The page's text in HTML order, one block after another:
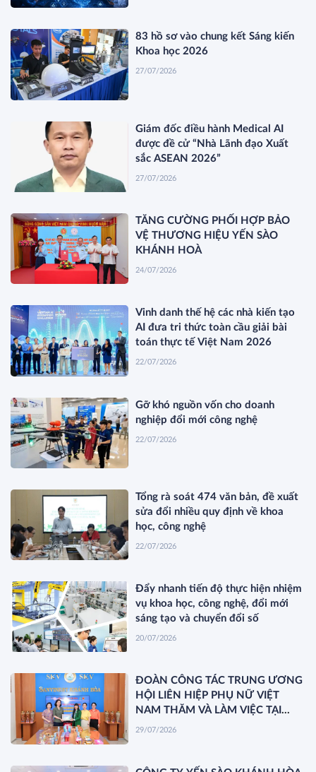
83 hồ sơ vào chung kết Sáng kiến
Khoa học 2026
27/07/2026
Giám đốc điều hành Medical AI
được đề cử “Nhà Lãnh đạo Xuất
sắc ASEAN 2026”
27/07/2026
TĂNG CƯỜNG PHỐI HỢP BẢO
VỆ THƯƠNG HIỆU YẾN SÀO
KHÁNH HOÀ
24/07/2026
Vinh danh thế hệ các nhà kiến tạo
AI đưa tri thức toàn cầu giải bài
toán thực tế Việt Nam 2026
22/07/2026
Gỡ khó nguồn vốn cho doanh
nghiệp đổi mới công nghệ
22/07/2026
Tổng rà soát 474 văn bản, đề xuất
sửa đổi nhiều quy định về khoa
học, công nghệ
22/07/2026
Đẩy nhanh tiến độ thực hiện nhiệm
vụ khoa học, công nghệ, đổi mới
sáng tạo và chuyển đổi số
20/07/2026
ĐOÀN CÔNG TÁC TRUNG ƯƠNG
HỘI LIÊN HIỆP PHỤ NỮ VIỆT
NAM THĂM VÀ LÀM VIỆC TẠI
YẾN SÀO KHÁNH HÒA
29/07/2026